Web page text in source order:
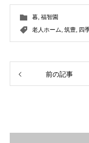
暮, 福智園
老人ホーム, 筑豊, 四
前の記事